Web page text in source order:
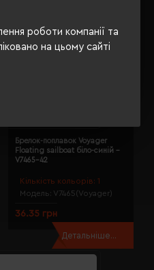
роботи компанії та
на цьому сайті
Кількість кольорів: 1
Модель: V7465(Voyager)
Брелок-поплавок Voyager
Floating sailboat біло-синій -
V7465-42
36.35 грн
Детальніше...